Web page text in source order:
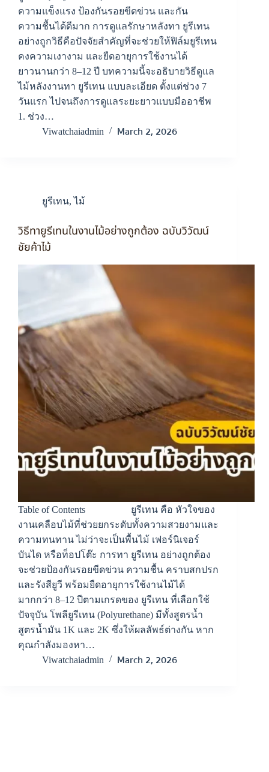
ความแข็งแรง ป้องกันรอยขีดข่วน และกัน
ความชื้นได้ดีมาก การดูแลรักษาหลังทา ยูรีเทน
อย่างถูกวิธีคือปัจจัยสำคัญที่จะช่วยให้ฟิล์มยูรีเทน
คงความเงางาม และยืดอายุการใช้งานได้
ยาวนานกว่า 8–12 ปี บทความนี้จะอธิบายวิธีดูแล
ไม้หลังงานทา ยูรีเทน แบบละเอียด ตั้งแต่ช่วง 7
วันแรก ไปจนถึงการดูแลระยะยาวแบบมืออาชีพ
1. ช่วง…
Viwatchaiadmin
March 2, 2026
ยูรีเทน,ไม้
วิธีทายูรีเทนในงานไม้อย่างถูกต้อง ฉบับวิวัฒน์
ชัยค้าไม้
Table of Contents ยูรีเทน คือ หัวใจของ
งานเคลือบไม้ที่ช่วยยกระดับทั้งความสวยงามและ
ความทนทาน ไม่ว่าจะเป็นพื้นไม้ เฟอร์นิเจอร์
บันได หรือท็อปโต๊ะ การทา ยูรีเทน อย่างถูกต้อง
จะช่วยป้องกันรอยขีดข่วน ความชื้น คราบสกปรก
และรังสียูวี พร้อมยืดอายุการใช้งานไม้ได้
มากกว่า 8–12 ปีตามเกรดของ ยูรีเทน ที่เลือกใช้
ปัจจุบัน โพลียูรีเทน (Polyurethane) มีทั้งสูตรน้ำ
สูตรน้ำมัน 1K และ 2K ซึ่งให้ผลลัพธ์ต่างกัน หาก
คุณกำลังมองหา…
Viwatchaiadmin
March 2, 2026